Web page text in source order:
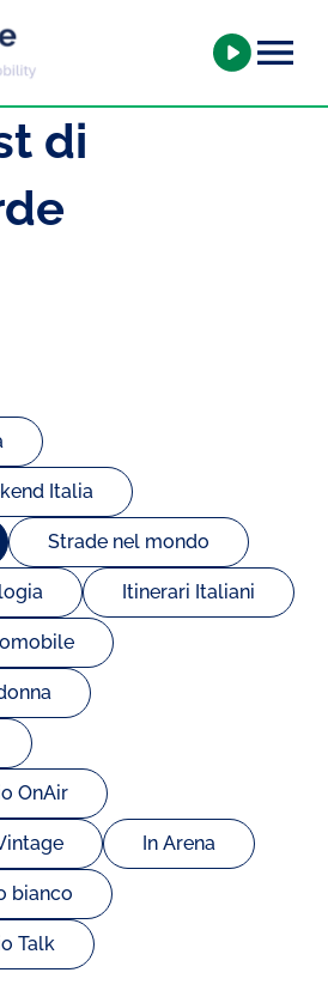
di
Italia
Strade nel mondo
Itinerari Italiani
OnAir
In Arena
bianco
Talk